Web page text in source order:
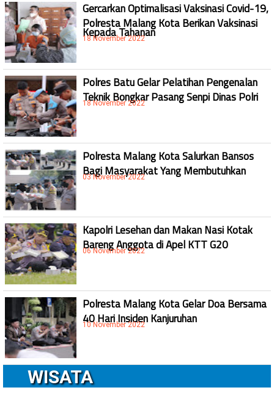
Gercarkan Optimalisasi Vaksinasi Covid-19,
Polresta Malang Kota Berikan Vaksinasi
Kepada Tahanan
18 November 2022
Polres Batu Gelar Pelatihan Pengenalan
Teknik Bongkar Pasang Senpi Dinas Polri
18 November 2022
Polresta Malang Kota Salurkan Bansos
Bagi Masyarakat Yang Membutuhkan
03 November 2022
Kapolri Lesehan dan Makan Nasi Kotak
Bareng Anggota di Apel KTT G20
06 November 2022
Polresta Malang Kota Gelar Doa Bersama
40 Hari Insiden Kanjuruhan
10 November 2022
WISATA